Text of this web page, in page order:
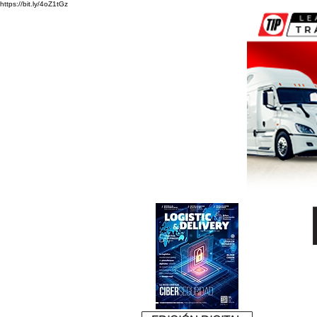
https://bit.ly/4oZ1tGz